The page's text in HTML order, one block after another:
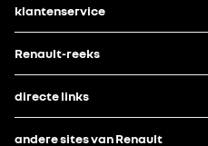
klantenservice
Renault-reeks
directe links
andere sites van Renault